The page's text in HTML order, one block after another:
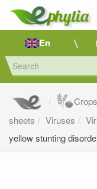
En
Crops
sheets
Viruses
yellow stunting